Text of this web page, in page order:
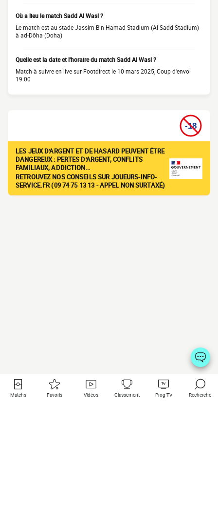
Où a lieu le match Sadd Al Wasl ?
Le match est au stade Jassim Bin Hamad Stadium (Al-Sadd Stadium)
à ad-Dōha (Doha)
Quelle est la date et l'horaire du match Sadd Al Wasl ?
Match à suivre en live sur Footdirect le 10 mars 2025, Coup d'envoi
19:00
LES JEUX D'ARGENT ET DE HASARD PEUVENT ÊTRE
DANGEREUX : PERTES D'ARGENT, CONFLITS
FAMILIAUX, ADDICTION…
RETROUVEZ NOS CONSEILS SUR JOUEURS-INFO-
SERVICE.FR (09 74 75 13 13 - APPEL NON SURTAXÉ)
Matchs Favoris Vidéos Classement Prog TV Recherche